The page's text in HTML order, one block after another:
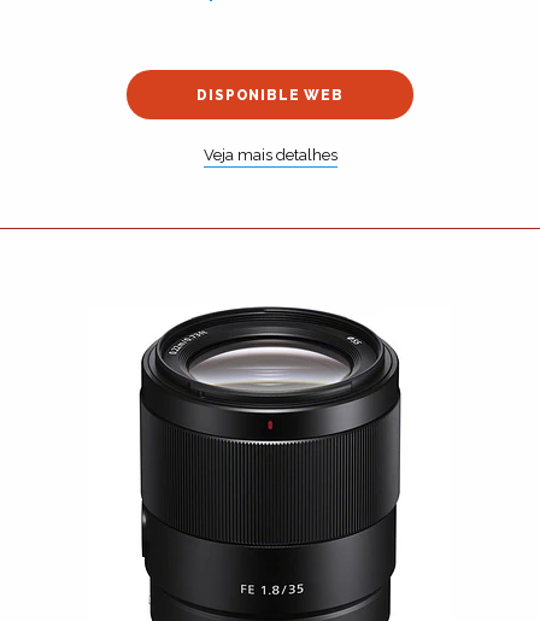
DISPONIBLE WEB
Veja mais detalhes